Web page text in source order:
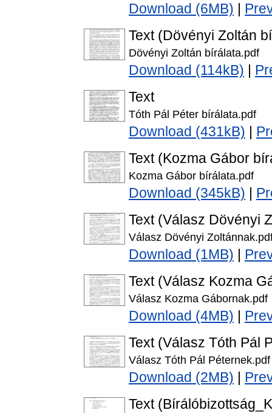
Download (6MB)
Text (Dövényi Zoltán
Dövényi Zoltán bírálata.pdf
Download (114kB)
Text
Tóth Pál Péter bírálata.pdf
Download (431kB)
Text (Kozma Gábor
Kozma Gábor bírálata.pdf
Download (345kB)
Text (Válasz Dövényi
Válasz Dövényi
Download (1MB)
Text (Válasz Kozma
Válasz Kozma Gábornak.pdf
Download (4MB)
Text (Válasz Tóth Pál
Válasz Tóth Pál Péternek.pdf
Download (2MB)
Text